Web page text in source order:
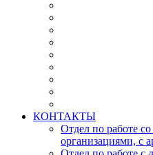
КОНТАКТЫ
Отдел по работе
организациями, с